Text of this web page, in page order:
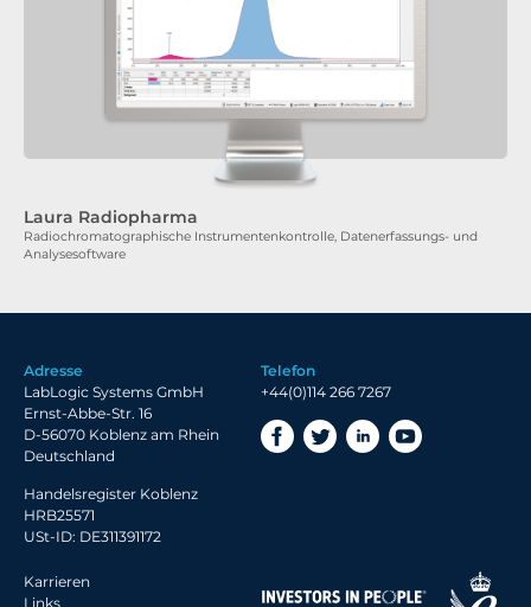
Laura Radiopharma
Radiochromatographische Instrumentenkontrolle, Datenerfassungs- und
Analysesoftware
Adresse
LabLogic Systems GmbH
Ernst-Abbe-Str. 16
D-56070 Koblenz am Rhein
Deutschland
Handelsregister Koblenz
HRB25571
USt-ID: DE311391172
Telefon
+44(0)114 266 7267
Karrieren
Links